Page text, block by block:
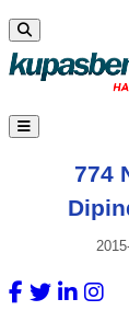
774